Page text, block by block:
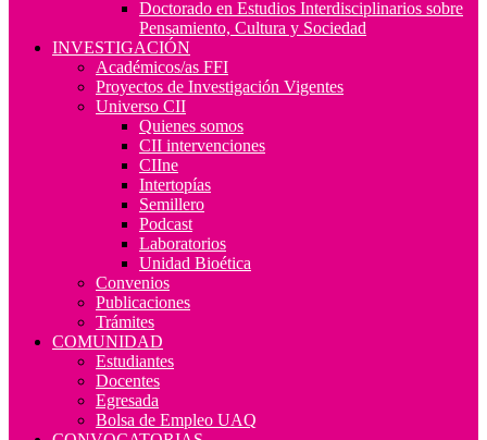
Doctorado en Estudios Interdisciplinarios sobre
Pensamiento, Cultura y Sociedad
INVESTIGACIÓN
Académicos/as FFI
Proyectos de Investigación Vigentes
Universo CII
Quienes somos
CII intervenciones
CIIne
Intertopías
Semillero
Podcast
Laboratorios
Unidad Bioética
Convenios
Publicaciones
Trámites
COMUNIDAD
Estudiantes
Docentes
Egresada
Bolsa de Empleo UAQ